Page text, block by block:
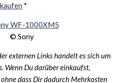
*
© Sony
externen Links handelt es sich um
Wenn Du darüber einkaufst,
dass Dir dadurch Mehrkosten